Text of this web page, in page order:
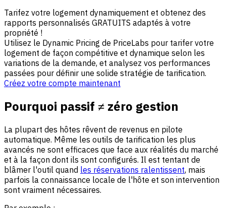
Tarifez votre logement dynamiquement et obtenez des
rapports personnalisés GRATUITS adaptés à votre
propriété !
Utilisez le Dynamic Pricing de PriceLabs pour tarifer votre
logement de façon compétitive et dynamique selon les
variations de la demande, et analysez vos performances
passées pour définir une solide stratégie de tarification.
Créez votre compte maintenant
Pourquoi passif ≠ zéro gestion
La plupart des hôtes rêvent de revenus en pilote
automatique. Même les outils de tarification les plus
avancés ne sont efficaces que face aux réalités du marché
et à la façon dont ils sont configurés. Il est tentant de
blâmer l'outil quand les réservations ralentissent, mais
parfois la connaissance locale de l'hôte et son intervention
sont vraiment nécessaires.